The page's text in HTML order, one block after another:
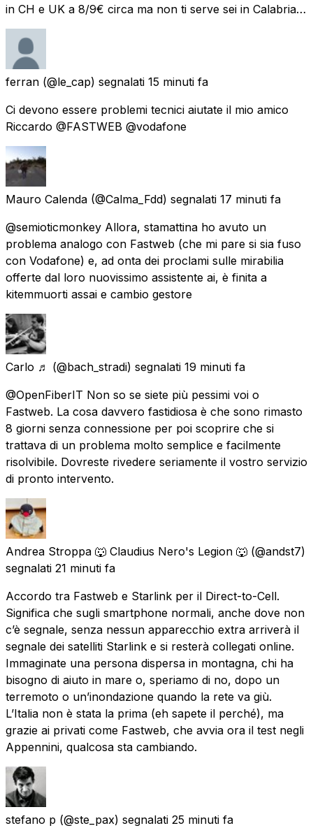
in CH e UK a 8/9€ circa ma non ti serve sei in Calabria…
ferran (@le_cap) segnalati 15 minuti fa
Ci devono essere problemi tecnici aiutate il mio amico
Riccardo @FASTWEB @vodafone
Mauro Calenda (@Calma_Fdd) segnalati 17 minuti fa
@semioticmonkey Allora, stamattina ho avuto un
problema analogo con Fastweb (che mi pare si sia fuso
con Vodafone) e, ad onta dei proclami sulle mirabilia
offerte dal loro nuovissimo assistente ai, è finita a
kitemmuorti assai e cambio gestore
Carlo ♬ (@bach_stradi) segnalati 19 minuti fa
@OpenFiberIT Non so se siete più pessimi voi o
Fastweb. La cosa davvero fastidiosa è che sono rimasto
8 giorni senza connessione per poi scoprire che si
trattava di un problema molto semplice e facilmente
risolvibile. Dovreste rivedere seriamente il vostro servizio
di pronto intervento.
Andrea Stroppa 🐺 Claudius Nero's Legion 🐺 (@andst7)
segnalati 21 minuti fa
Accordo tra Fastweb e Starlink per il Direct-to-Cell.
Significa che sugli smartphone normali, anche dove non
c’è segnale, senza nessun apparecchio extra arriverà il
segnale dei satelliti Starlink e si resterà collegati online.
Immaginate una persona dispersa in montagna, chi ha
bisogno di aiuto in mare o, speriamo di no, dopo un
terremoto o un’inondazione quando la rete va giù.
L’Italia non è stata la prima (eh sapete il perché), ma
grazie ai privati come Fastweb, che avvia ora il test negli
Appennini, qualcosa sta cambiando.
stefano p (@ste_pax) segnalati 25 minuti fa